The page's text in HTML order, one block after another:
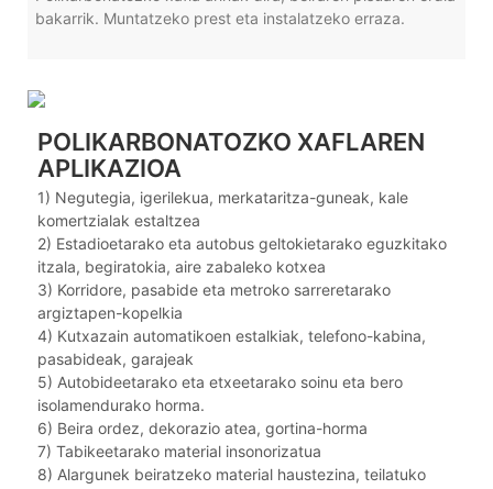
bakarrik. Muntatzeko prest eta instalatzeko erraza.
POLIKARBONATOZKO XAFLAREN
APLIKAZIOA
1) Negutegia, igerilekua, merkataritza-guneak, kale
komertzialak estaltzea
2) Estadioetarako eta autobus geltokietarako eguzkitako
itzala, begiratokia, aire zabaleko kotxea
3) Korridore, pasabide eta metroko sarreretarako
argiztapen-kopelkia
4) Kutxazain automatikoen estalkiak, telefono-kabina,
pasabideak, garajeak
5) Autobideetarako eta etxeetarako soinu eta bero
isolamendurako horma.
6) Beira ordez, dekorazio atea, gortina-horma
7) Tabikeetarako material insonorizatua
8) Alargunek beiratzeko material haustezina, teilatuko